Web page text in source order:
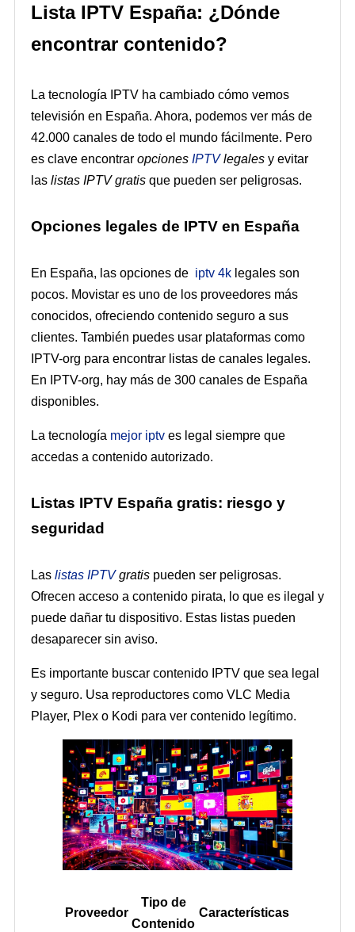
Lista IPTV España: ¿Dónde
encontrar contenido?
La tecnología IPTV ha cambiado cómo vemos
televisión en España. Ahora, podemos ver más de
42.000 canales de todo el mundo fácilmente. Pero
es clave encontrar opciones IPTVlegales y evitar
las listas IPTV gratis que pueden ser peligrosas.
Opciones legales de IPTV en España
En España, las opciones de iptv 4k legales son
pocos. Movistar es uno de los proveedores más
conocidos, ofreciendo contenido seguro a sus
clientes. También puedes usar plataformas como
IPTV-org para encontrar listas de canales legales.
En IPTV-org, hay más de 300 canales de España
disponibles.
La tecnología mejor iptv es legal siempre que
accedas a contenido autorizado.
Listas IPTV España gratis: riesgo y
seguridad
Las listas IPTVgratis pueden ser peligrosas.
Ofrecen acceso a contenido pirata, lo que es ilegal y
puede dañar tu dispositivo. Estas listas pueden
desaparecer sin aviso.
Es importante buscar contenido IPTV que sea legal
y seguro. Usa reproductores como VLC Media
Player, Plex o Kodi para ver contenido legítimo.
Proveedor
Tipo de
Contenido
Características